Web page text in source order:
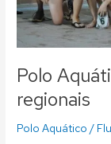
Polo
regionais
Polo Aquático /